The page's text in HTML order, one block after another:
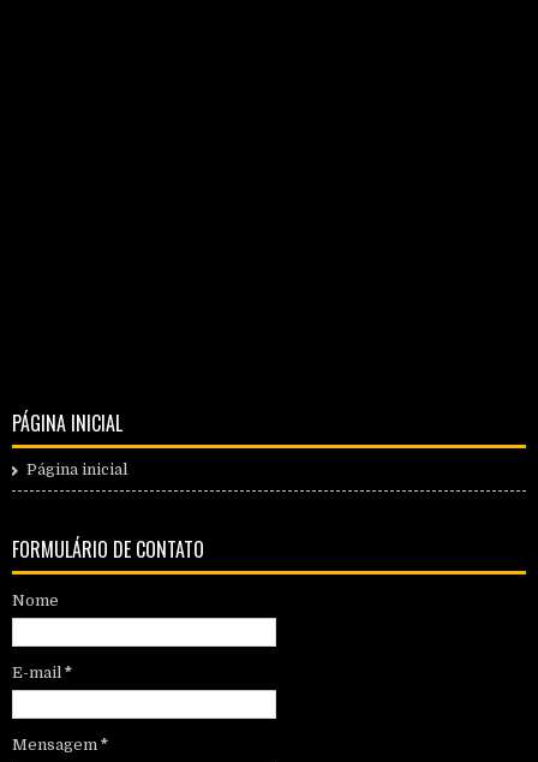
PÁGINA INICIAL
Página inicial
FORMULÁRIO DE CONTATO
Nome
E-mail *
Mensagem *